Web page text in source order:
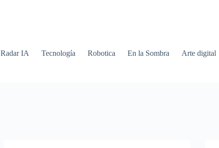
Radar IA Tecnología Robotica En la Sombra Arte digital